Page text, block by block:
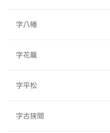
字八幡
字花籠
字平松
字古狭間